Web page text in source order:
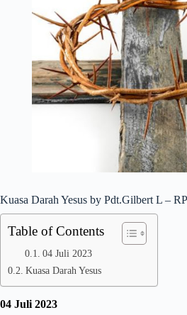
Kuasa Darah Yesus by Pdt.Gilbert L –
Table of Contents
04 Juli 2023
Kuasa Darah Yesus
04 Juli 2023